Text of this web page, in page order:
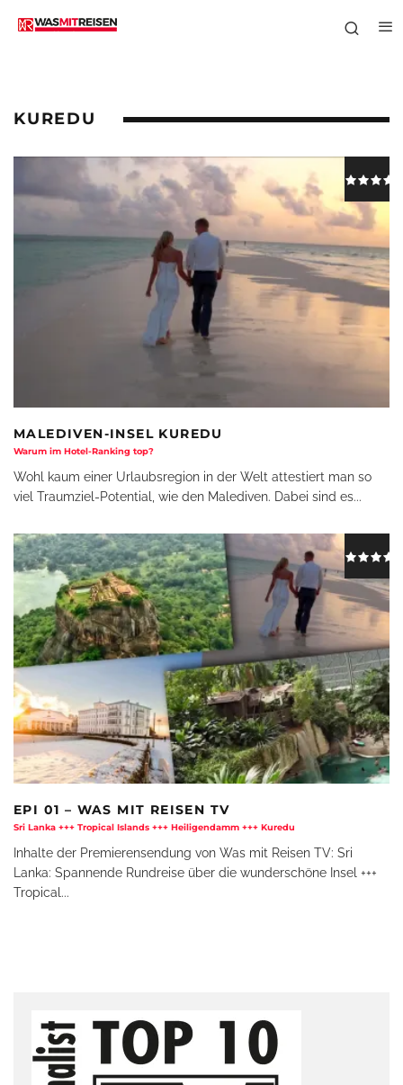
KUREDU
MALEDIVEN-INSEL KUREDU
Warum im Hotel-Ranking top?
Wohl kaum einer Urlaubsregion in der Welt attestiert man so
viel Traumziel-Potential, wie den Malediven. Dabei sind es...
EPI 01 – WAS MIT REISEN TV
Sri Lanka +++ Tropical Islands +++ Heiligendamm +++ Kuredu
Inhalte der Premierensendung von Was mit Reisen TV: Sri
Lanka: Spannende Rundreise über die wunderschöne Insel +++
Tropical...